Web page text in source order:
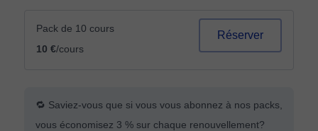
Pack de 10 cours
10 €/cours
Réserver
🔁 Saviez-vous que si vous vous abonnez à nos packs,
vous économisez 3 % sur chaque renouvellement?